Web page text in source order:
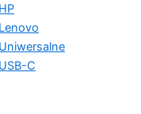
C